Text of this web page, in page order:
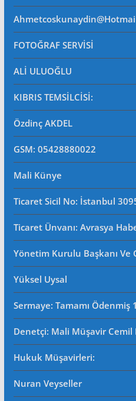
FOTOĞRAF SERVİSİ
ALİ ULUOĞLU
KIBRIS TEMSİLCİSİ:
Özdinç AKDEL
GSM: 05428880022
Mali Künye
Ticaret Sicil No: İstanbul
Ticaret Ünvanı: Avrasya
Yönetim Kurulu Başkanı Ve
Yüksel Uysal
Sermaye: Tamamı Ödenmiş
Denetçi: Mali Müşavir Cemil
Hukuk Müşavirleri:
Nuran Veyseller